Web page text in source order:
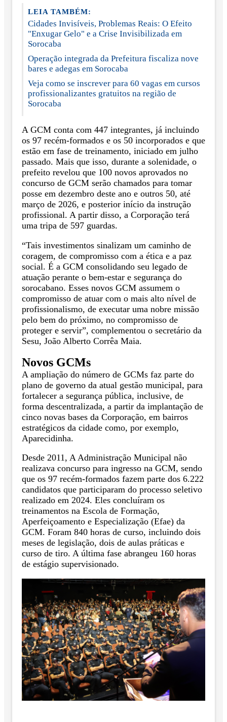
LEIA TAMBÉM:
Cidades Invisíveis, Problemas Reais: O Efeito
"Enxugar Gelo" e a Crise Invisibilizada em
Sorocaba
Operação integrada da Prefeitura fiscaliza nove
bares e adegas em Sorocaba
Veja como se inscrever para 60 vagas em cursos
profissionalizantes gratuitos na região de
Sorocaba
A GCM conta com 447 integrantes, já incluindo
os 97 recém-formados e os 50 incorporados e que
estão em fase de treinamento, iniciado em julho
passado. Mais que isso, durante a solenidade, o
prefeito revelou que 100 novos aprovados no
concurso de GCM serão chamados para tomar
posse em dezembro deste ano e outros 50, até
março de 2026, e posterior início da instrução
profissional. A partir disso, a Corporação terá
uma tripa de 597 guardas.
“Tais investimentos sinalizam um caminho de
coragem, de compromisso com a ética e a paz
social. É a GCM consolidando seu legado de
atuação perante o bem-estar e segurança do
sorocabano. Esses novos GCM assumem o
compromisso de atuar com o mais alto nível de
profissionalismo, de executar uma nobre missão
pelo bem do próximo, no compromisso de
proteger e servir”, complementou o secretário da
Sesu, João Alberto Corrêa Maia.
Novos GCMs
A ampliação do número de GCMs faz parte do
plano de governo da atual gestão municipal, para
fortalecer a segurança pública, inclusive, de
forma descentralizada, a partir da implantação de
cinco novas bases da Corporação, em bairros
estratégicos da cidade como, por exemplo,
Aparecidinha.
Desde 2011, A Administração Municipal não
realizava concurso para ingresso na GCM, sendo
que os 97 recém-formados fazem parte dos 6.222
candidatos que participaram do processo seletivo
realizado em 2024. Eles concluíram os
treinamentos na Escola de Formação,
Aperfeiçoamento e Especialização (Efae) da
GCM. Foram 840 horas de curso, incluindo dois
meses de legislação, dois de aulas práticas e
curso de tiro. A última fase abrangeu 160 horas
de estágio supervisionado.